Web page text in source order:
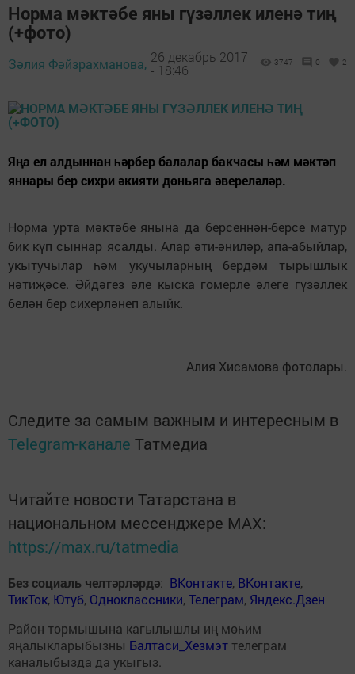
Норма мәктәбе яны гүзәллек иленә тиң
(+фото)
Зәлия Фәйзрахманова, 26 декабрь 2017
- 18:46
3747 0 2
Яңа ел алдыннан һәрбер балалар бакчасы һәм мәктәп
яннары бер сихри әкияти дөньяга әвереләләр.
Норма урта мәктәбе янына да берсеннән-берсе матур
бик күп сыннар ясалды. Алар әти-әниләр, апа-абыйлар,
укытучылар һәм укучыларның бердәм тырышлык
нәтиҗәсе. Әйдәгез әле кыска гомерле әлеге гүзәллек
белән бер сихерләнеп алыйк.
Алия Хисамова фотолары.
Следите за самым важным и интересным в
Telegram-канале Татмедиа
Читайте новости Татарстана в
национальном мессенджере MАХ:
https://max.ru/tatmedia
Без социаль челтәрләрдә: ВКонтакте, ВКонтакте,
ТикТок, Ютуб, Одноклассники,Телеграм, Яндекс.Дзен
Район тормышына кагылышлы иң мөһим
яңалыкларыбызны Балтаси_Хезмэт телеграм
каналыбызда да укыгыз.